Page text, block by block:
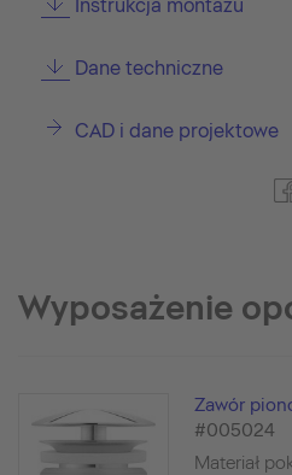
Instrukcja montażu
Dane techniczne
CAD i dane projektowe
Wyposażenie
Zawór
#005024
Materiał